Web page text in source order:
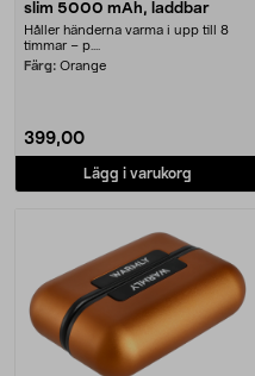
slim 5000 mAh, laddbar
Håller händerna varma i upp till 8
timmar – p....
Färg: Orange
399,00
Lägg i varukorg